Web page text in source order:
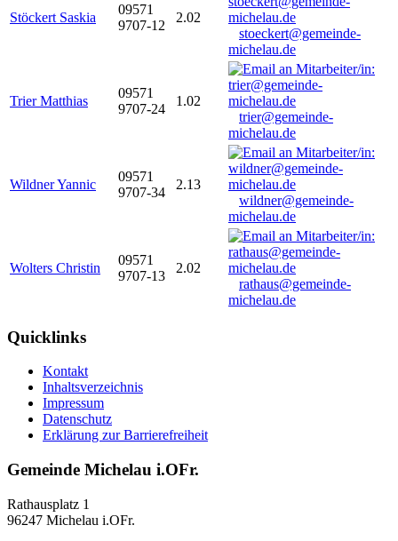
Stöckert Saskia
09571
9707-12
2.02
stoeckert@gemeinde-
michelau.de
Trier Matthias
09571
9707-24
1.02
trier@gemeinde-
michelau.de
Wildner Yannic
09571
9707-34
2.13
wildner@gemeinde-
michelau.de
Wolters Christin
09571
9707-13
2.02
rathaus@gemeinde-
michelau.de
Quicklinks
Kontakt
Inhaltsverzeichnis
Impressum
Datenschutz
Erklärung zur Barrierefreiheit
Gemeinde Michelau i.OFr.
Rathausplatz 1
96247 Michelau i.OFr.